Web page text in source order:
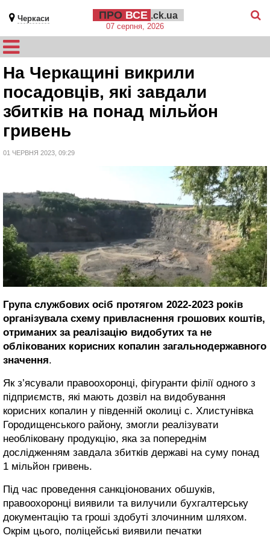
Черкаси ПРО ВСЕ .ck.ua
07 серпня, 2026
На Черкащині викрили
посадовців, які завдали
збитків на понад мільйон
гривень
01 ЧЕРВНЯ 2023, 09:29
Група службових осіб протягом 2022-2023 років
організувала схему привласнення грошових коштів,
отриманих за реалізацію видобутих та не
облікованих корисних копалин загальнодержавного
значення.
Як з’ясували правоохоронці, фігуранти філії одного з
підприємств, які мають дозвіл на видобування
корисних копалин у південній околиці с. Хлистунівка
Городищенського району, змогли реалізувати
необліковану продукцію, яка за попереднім
дослідженням завдала збитків державі на суму понад
1 мільйон гривень.
Під час проведення санкціонованих обшуків,
правоохоронці виявили та вилучили бухгалтерську
документацію та гроші здобуті злочинним шляхом.
Окрім цього, поліцейські виявили печатки